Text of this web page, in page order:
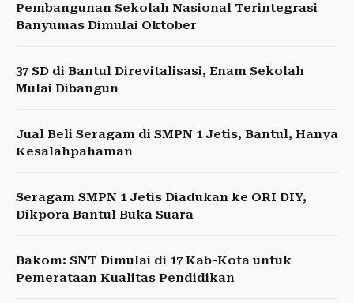
Pembangunan Sekolah Nasional Terintegrasi
Banyumas Dimulai Oktober
37 SD di Bantul Direvitalisasi, Enam Sekolah
Mulai Dibangun
Jual Beli Seragam di SMPN 1 Jetis, Bantul, Hanya
Kesalahpahaman
Seragam SMPN 1 Jetis Diadukan ke ORI DIY,
Dikpora Bantul Buka Suara
Bakom: SNT Dimulai di 17 Kab-Kota untuk
Pemerataan Kualitas Pendidikan